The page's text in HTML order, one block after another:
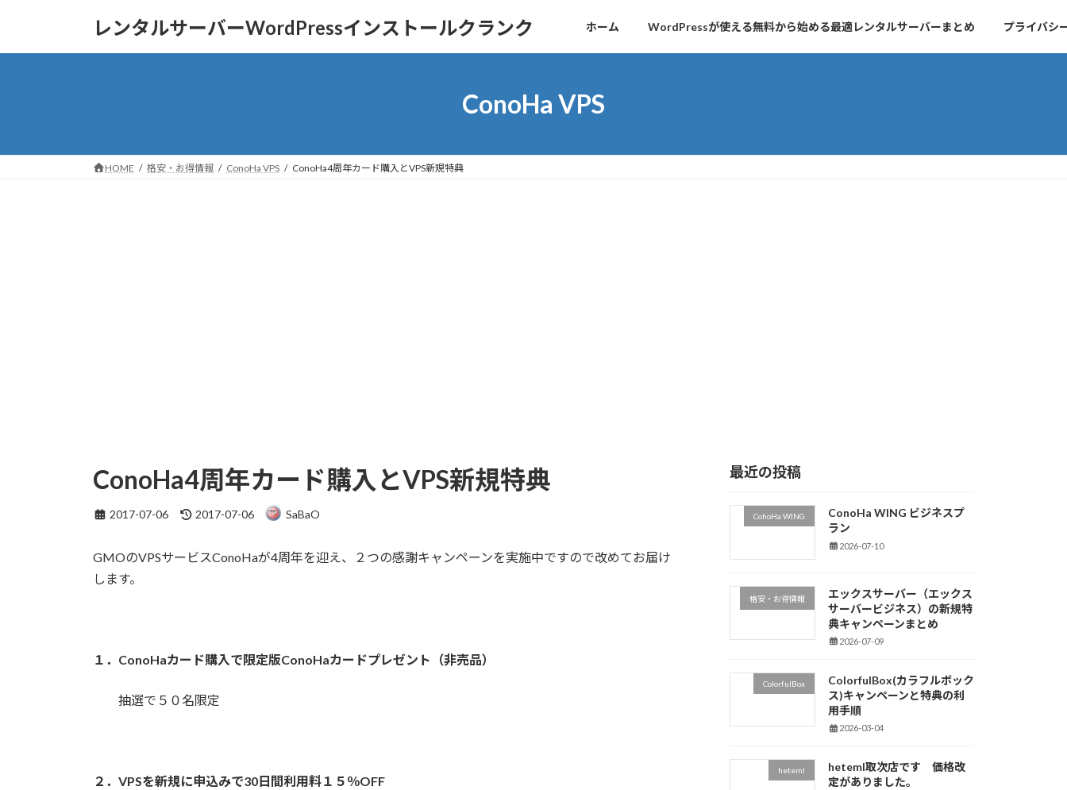
レンタルサーバーWordPressインストールクランク ホーム WordPressが使える無料から始める最適レンタルサーバーまとめ プライバシ
ConoHa VPS
HOME 格安・お得情報 ConoHa VPS ConoHa4周年カード購入とVPS新規特典
ConoHa4周年カード購入とVPS新規特典
2017-07-06
最
新
2017-07-06 SaBaO
GMOのVPSサービスConoHaが4周年を迎え、２つの感謝キャンペーンを実施中ですので改めてお届け
します。
１．ConoHaカード購入で限定版ConoHaカードプレゼント（非売品）
抽選で５０名限定
２．VPSを新規に申込みで30日間利用料１５％OFF
最近の投稿
CohoHa WING
ConoHa WING ビジネスプ
ラン
2026-07-10
格安・お得情報
エックスサーバー（エックス
サーバービジネス）の新規特
典キャンペーンまとめ
2026-07-09
ColorfulBox
ColorfulBox(カラフルボック
ス)キャンペーンと特典の利
用手順
2026-03-04
heteml
heteml取次店です 価格改
定がありました。